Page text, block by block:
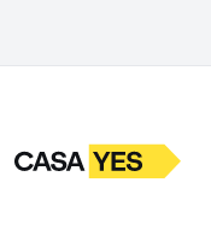
LogoIr para a homepage